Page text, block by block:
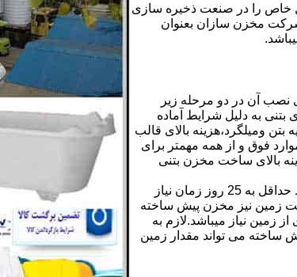
خاص را در صنعت ذخیره سازی
مخزن سازان بعنوان
نصب آن در دو مرحله زیر
به دلیل شرایط آماده
ومیلگرد،هزینه بالای قالب
فوق و از همه مهمتر برای
بالای ساخت مخزن بتنی
علاوه بر هزینه ساخت از نظر زمانبندی آماده سازی و احداث مخزن بتنی در بهترین شرایط حداقل به 25 روز زمان نیاز
می برد.از نظر مساحت زمین نیز مخزن پیش ساخته
زمین نیاز میباشد.لازم به
ساخته می تواند مقدار زمین